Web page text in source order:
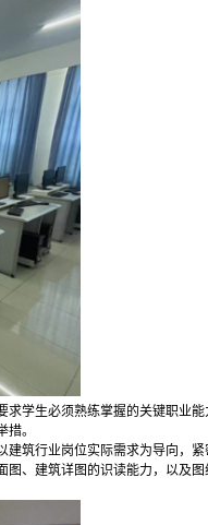
学生必须熟练掌握的关键职业
。
筑行业岗位实际需求为导向，
、建筑详图的识读能力，以及